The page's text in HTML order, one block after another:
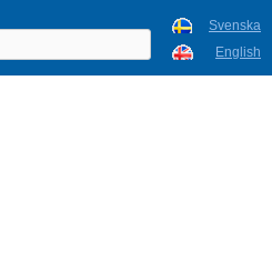
Svenska
English